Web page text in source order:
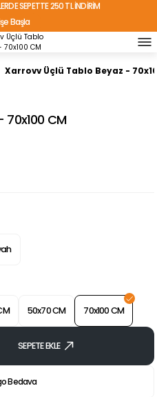
SEPETTE 250 TL İNDİRİM
Başla
ÜCRETSİZ KARGO!
Xarrovv Üçlü Tablo Beyaz -
CM
50x70 CM 70x100 CM
SEPETE EKLE
Bedava